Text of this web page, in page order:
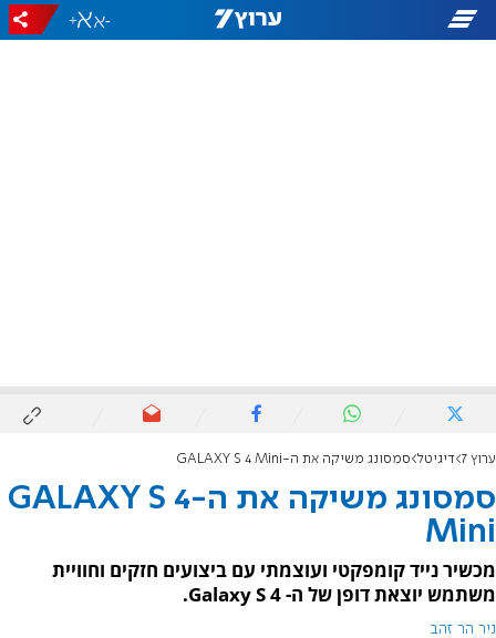
-
+
ערוץ 7 דיגיטל סמסונג משיקה את ה-GALAXY S 4 Mini
סמסונג משיקה את ה-GALAXY S 4
Mini
מכשיר נייד קומפקטי ועוצמתי עם ביצועים חזקים וחוויית
משתמש יוצאת דופן של ה- Galaxy S 4.
ניר הר זהב